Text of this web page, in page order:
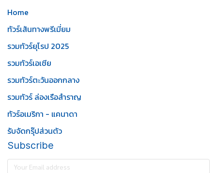
Home
ทัวร์เส้นทางพรีเมี่ยม
รวมทัวร์ยุโรป 2025
รวมทัวร์เอเชีย
รวมทัวร์ตะวันออกกลาง
รวมทัวร์ ล่องเรือสำราญ
ทัวร์อเมริกา - แคนาดา
รับจัดกรุ๊ปส่วนตัว
Subscribe